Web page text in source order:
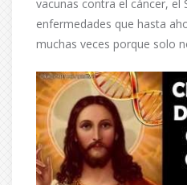
vacunas contra el cáncer, el
enfermedades que hasta
muchas veces porque solo